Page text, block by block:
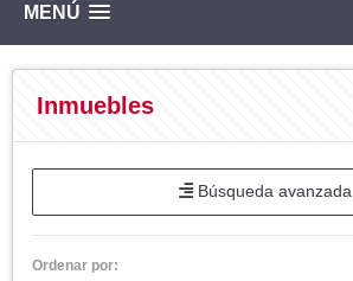
MENÚ
Inmuebles
Búsqueda avanzada
Ordenar por: